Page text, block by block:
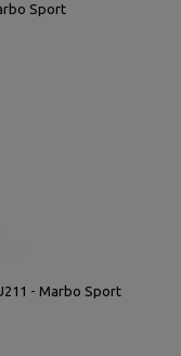
Sport
- Marbo Sport